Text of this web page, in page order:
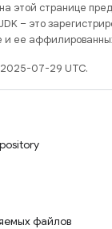
этой странице
– это
и ее
07-29 UTC.
файлов